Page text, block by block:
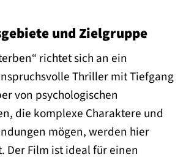
und Zielgruppe
richtet sich an ein
Thriller mit Tiefgang
von psychologischen
die komplexe Charaktere und
mögen, werden hier
Der Film ist ideal für einen